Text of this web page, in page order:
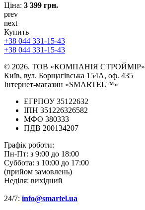
Ціна: 3 399 грн.
prev
next
Купить
+38 044 331-15-43
+38 044 331-15-43
© 2026. ТОВ «КОМПАНІЯ СТРОЙМІР»
Київ, вул. Борщагівська 154А, оф. 435
Інтернет-магазин «SMARTEL™»
ЕГРПОУ 35122632
ІПН 351226326582
МФО 380333
ПДВ 200134207
Графік роботи:
Пн-Пт: з 9:00 до 18:00
Суббота: з 10:00 до 17:00
(прийом замовлень)
Неділя: вихідний
24/7: info@smartel.ua